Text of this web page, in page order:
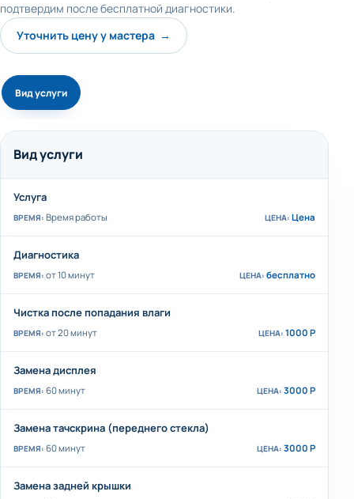
подтвердим после бесплатной диагностики.
Уточнить цену у мастера →
Вид услуги
Вид услуги
Услуга
Время работы Цена
Диагностика
от 10 минут бесплатно
Чистка после попадания влаги
от 20 минут 1000 Р
Замена дисплея
60 минут 3000 Р
Замена тачскрина (переднего стекла)
60 минут 3000 Р
Замена задней крышки